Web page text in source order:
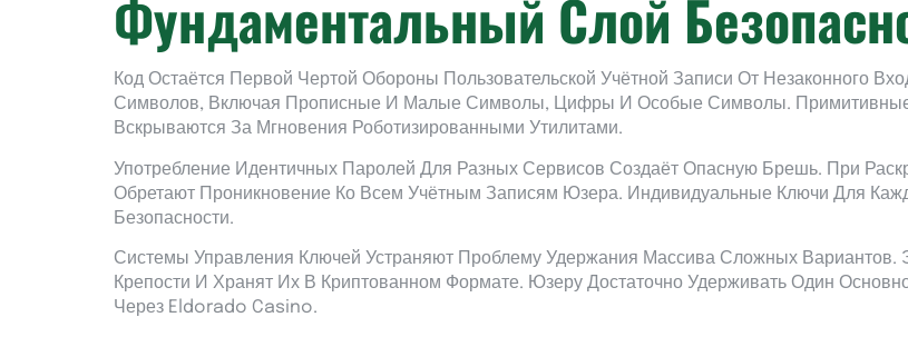
Фундаментальный Слой
Код Остаётся Первой Чертой Обороны Пользовательской Учётной Записи От Незаконного
Символов, Включая Прописные И Малые Символы, Цифры И Особые Символы. Примитивные
Вскрываются За Мгновения Роботизированными Утилитами.
Употребление Идентичных Паролей Для Разных Сервисов Создаёт Опасную Брешь. При
Обретают Проникновение Ко Всем Учётным Записям Юзера. Индивидуальные Ключи Для
Безопасности.
Системы Управления Ключей Устраняют Проблему Удержания Массива Сложных
Крепости И Хранят Их В Криптованном Формате. Юзеру Достаточно Удерживать Один
Через Eldorado Casino.